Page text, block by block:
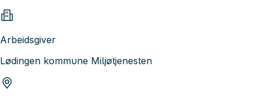
Arbeidsgiver
Lødingen kommune Miljøtjenesten